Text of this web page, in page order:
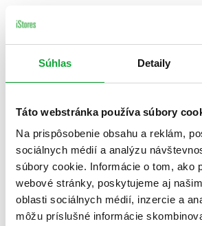
Súhlas Detaily
Táto webstránka používa súbory
Na prispôsobenie obsahu a reklám,
sociálnych médií a analýzu
súbory cookie. Informácie o tom, ako
webové stránky, poskytujeme aj
oblasti sociálnych médií, inzercie a
môžu príslušné informácie